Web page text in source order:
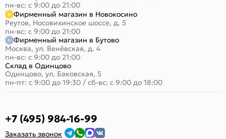
пн-вс: с 9:00 до 21:00
Фирменный магазин в Новокосино
Реутов, Носовихинское шоссе, д. 5
пн-вс: с 9:00 до 21:00
Фирменный магазин в Бутово
Москва, ул. Венёвская, д. 4
пн-вс: с 9:00 до 21:00
Склад в Одинцово
Одинцово, ул. Баковская, 5
пн-пт: с 9:00 до 19:30 / сб-вс: с 9:00 до 18:00
+7 (495) 984-16-99
Заказать звонок